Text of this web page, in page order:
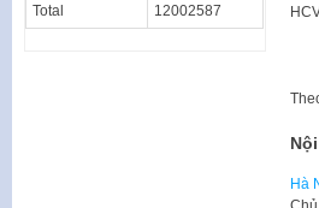
Hà
Total 12002587